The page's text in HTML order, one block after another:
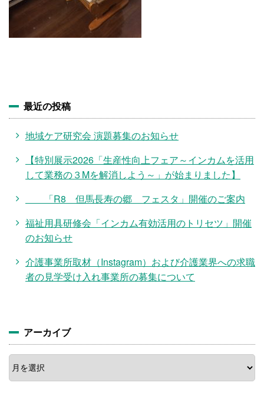
最近の投稿
地域ケア研究会 演題募集のお知らせ
【特別展示2026「生産性向上フェア～インカムを活用
して業務の３Mを解消しよう～」が始まりました】
「R8 但馬長寿の郷 フェスタ」開催のご案内
福祉用具研修会「インカム有効活用のトリセツ」開催
のお知らせ
介護事業所取材（Instagram）および介護業界への求職
者の見学受け入れ事業所の募集について
アーカイブ
ア
ー
カ